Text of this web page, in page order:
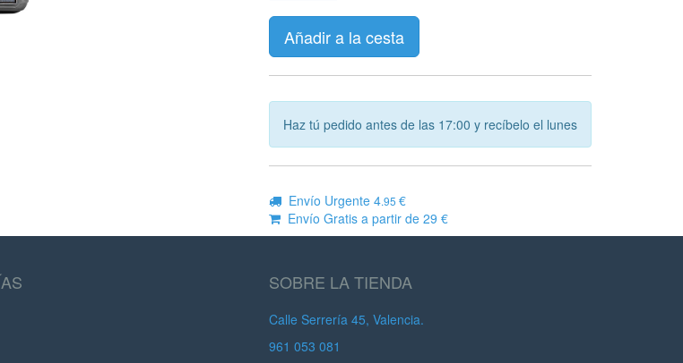
Añadir a la cesta
Haz tú pedido antes de las 17:00 y recíbelo el lunes
Envío Urgente 4.95 €
Envío Gratis a partir de 29 €
SOBRE LA TIENDA
Calle Serrería 45, Valencia.
961 053 081